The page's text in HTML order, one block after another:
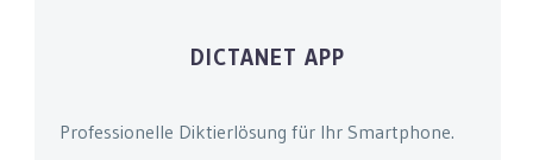
DICTANET APP
Professionelle Diktierlösung für Ihr Smartphone.